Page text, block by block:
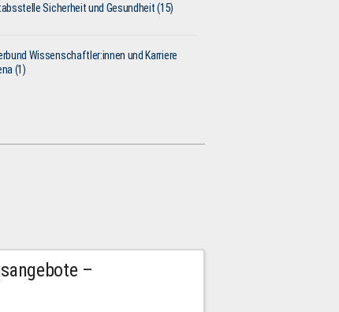
Sicherheit und Gesundheit (15)
Wissenschaftler:innen und Karriere
(1)
–